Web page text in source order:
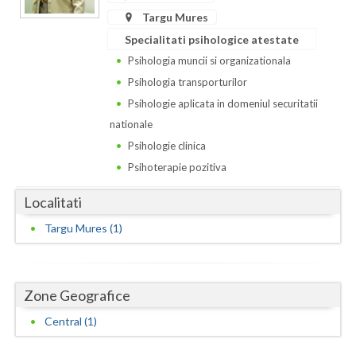
Constanta
Gorj
Harghita
Ialomita
Targu Mures
Specialitati psihologice atestate
Psihologia muncii si organizationala
Psihologia transporturilor
Psihologie aplicata in domeniul securitatii
nationale
Psihologie clinica
Psihoterapie pozitiva
Localitati
Targu Mures (1)
Zone Geografice
Central (1)